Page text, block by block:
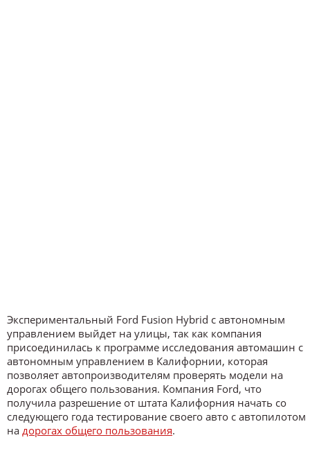
Экспериментальный Ford Fusion Hybrid с автономным
управлением выйдет на улицы, так как компания
присоединилась к программе исследования автомашин с
автономным управлением в Калифорнии, которая
позволяет автопроизводителям проверять модели на
дорогах общего пользования. Компания Ford, что
получила разрешение от штата Калифорния начать со
следующего года тестирование своего авто с автопилотом
на дорогах общего пользования.